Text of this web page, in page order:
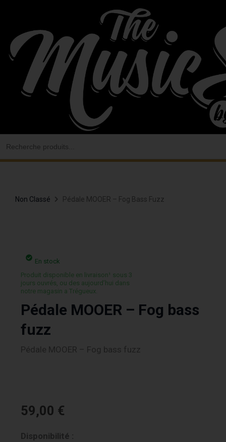
contenu
Non Classé Pédale MOOER – Fog Bass Fuzz
En stock
Produit disponible en livraison¹ sous 3
jours ouvrés, ou des aujourd’hui dans
notre magasin a Trégueux.
Pédale MOOER – Fog bass
fuzz
Pédale MOOER – Fog bass fuzz
59,00 €
Disponibilité :
quantité